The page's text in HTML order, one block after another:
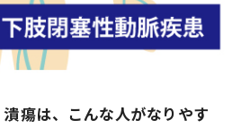
瘍は、こんな人がなりやす